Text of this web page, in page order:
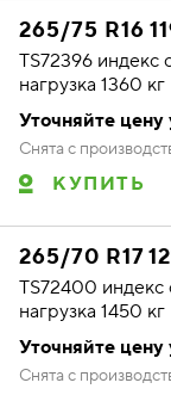
265/75 R16
TS72396 индекс
нагрузка 1360 кг
Уточняйте цену
Снята с
КУПИТЬ
265/70 R17
TS72400 индекс
нагрузка 1450 кг
Уточняйте цену
Снята с